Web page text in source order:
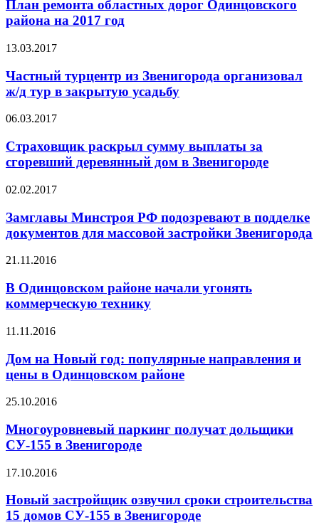
План ремонта областных дорог Одинцовского
района на 2017 год
13.03.2017
Частный турцентр из Звенигорода организовал
ж/д тур в закрытую усадьбу
06.03.2017
Страховщик раскрыл сумму выплаты за
сгоревший деревянный дом в Звенигороде
02.02.2017
Замглавы Минстроя РФ подозревают в подделке
документов для массовой застройки Звенигорода
21.11.2016
В Одинцовском районе начали угонять
коммерческую технику
11.11.2016
Дом на Новый год: популярные направления и
цены в Одинцовском районе
25.10.2016
Многоуровневый паркинг получат дольщики
СУ-155 в Звенигороде
17.10.2016
Новый застройщик озвучил сроки строительства
15 домов СУ-155 в Звенигороде